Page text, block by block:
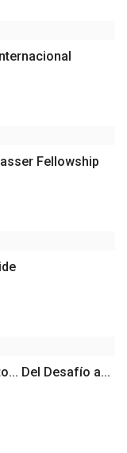
Fellowship
Del Desafío a...